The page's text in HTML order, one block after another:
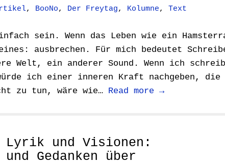
, BooNo, Der Freytag, Kolumne, Text
sein. Wenn das Leben wie ein
ausbrechen. Für mich bedeutet
Welt, ein anderer Sound. Wenn ich
ich einer inneren Kraft nachgeben, die
zu tun, wäre wie… Read more →
Lyrik und Visionen:
Gedanken über